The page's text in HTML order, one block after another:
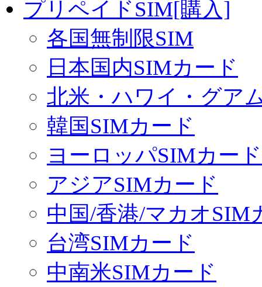
プリペイドSIM[購入]
各国無制限SIM
日本国内SIMカード
北米・ハワイ・グア
韓国SIMカード
ヨーロッパSIMカード
アジアSIMカード
中国/香港/マカオSIM
台湾SIMカード
中南米SIMカード